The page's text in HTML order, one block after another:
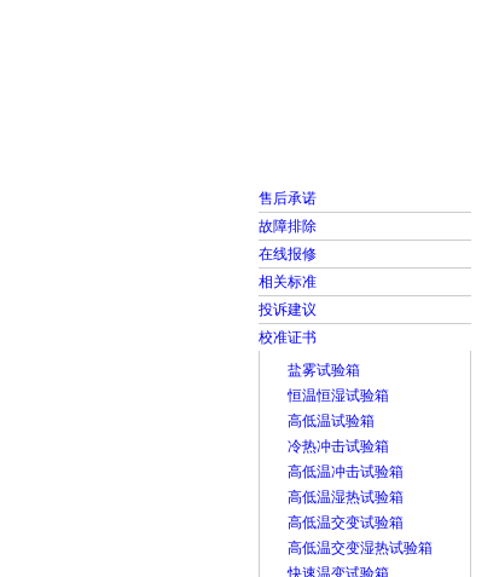
售后承诺
故障排除
在线报修
相关标准
投诉建议
校准证书
盐雾试验箱
恒温恒湿试验箱
高低温试验箱
冷热冲击试验箱
高低温冲击试验箱
高低温湿热试验箱
高低温交变试验箱
高低温交变湿热试验箱
快速温变试验箱